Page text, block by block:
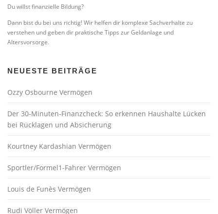
Du willst finanzielle Bildung?
Dann bist du bei uns richtig! Wir helfen dir komplexe Sachverhalte zu
verstehen und geben dir praktische Tipps zur Geldanlage und
Altersvorsorge.
NEUESTE BEITRÄGE
Ozzy Osbourne Vermögen
Der 30-Minuten-Finanzcheck: So erkennen Haushalte Lücken
bei Rücklagen und Absicherung
Kourtney Kardashian Vermögen
Sportler/Formel1-Fahrer Vermögen
Louis de Funès Vermögen
Rudi Völler Vermögen